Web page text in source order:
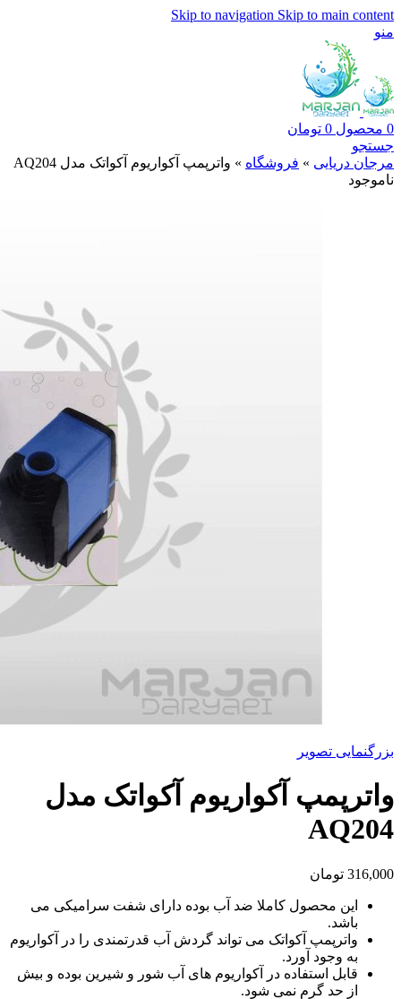
Skip to navigation Skip to main content
منو
0 محصول 0 تومان
جستجو
مرجان دریایی » فروشگاه » واترپمپ آکواریوم آکواتک مدل AQ204
ناموجود
بزرگنمایی تصویر
واترپمپ آکواریوم آکواتک مدل
AQ204
316,000 تومان
این محصول کاملا ضد آب بوده دارای شفت سرامیکی می
باشد.
واترپمپ آکواتک می تواند گردش آب قدرتمندی را در آکواریوم
به وجود آورد.
قابل استفاده در آکواریوم های آب شور و شیرین بوده و بیش
از حد گرم نمی شود.